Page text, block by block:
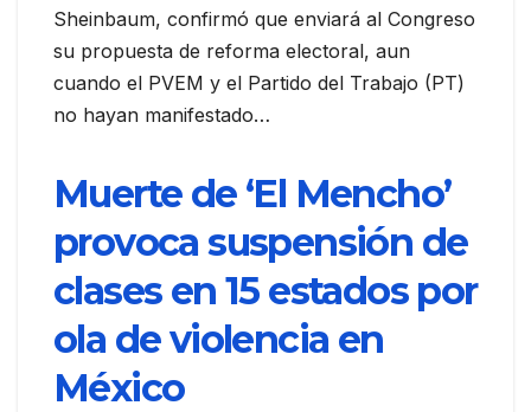
Sheinbaum, confirmó que enviará al Congreso
su propuesta de reforma electoral, aun
cuando el PVEM y el Partido del Trabajo (PT)
no hayan manifestado…
Muerte de ‘El Mencho’
provoca suspensión de
clases en 15 estados por
ola de violencia en
México